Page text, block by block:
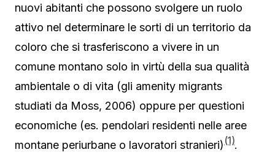
nuovi abitanti che possono svolgere un ruolo
attivo nel determinare le sorti di un territorio da
coloro che si trasferiscono a vivere in un
comune montano solo in virtù della sua qualità
ambientale o di vita (gli amenity migrants
studiati da Moss, 2006) oppure per questioni
economiche (es. pendolari residenti nelle aree
montane periurbane o lavoratori stranieri) (1).